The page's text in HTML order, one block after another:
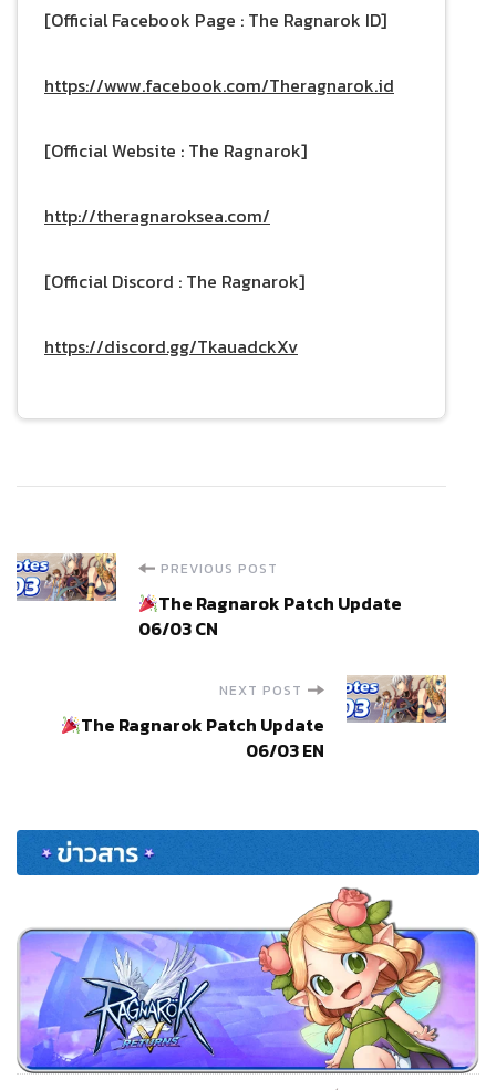
[Official Facebook Page : The Ragnarok ID]
https://www.facebook.com/Theragnarok.id
[Official Website : The Ragnarok]
http://theragnaroksea.com/
[Official Discord : The Ragnarok]
https://discord.gg/TkauadckXv
Post
Navigation
PREVIOUS POST
The Ragnarok Patch Update
06/03 CN
NEXT POST
The Ragnarok Patch Update
06/03 EN